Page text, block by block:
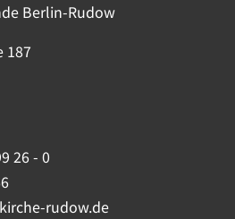
Berlin-Rudow
187
26 - 0
rudow.de